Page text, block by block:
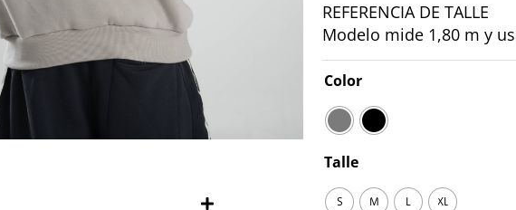
REFERENCIA DE TALLE
Modelo mide 1,80 m y
Color
Talle
S M L XL